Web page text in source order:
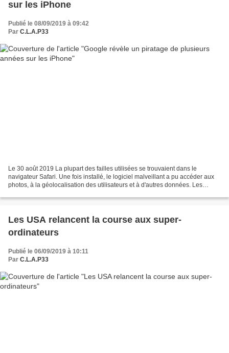
sur les iPhone
Publié le 08/09/2019 à 09:42
Par C.L.A.P33
Le 30 août 2019 La plupart des failles utilisées se trouvaient dans le
navigateur Safari. Une fois installé, le logiciel malveillant a pu accéder aux
photos, à la géolocalisation des utilisateurs et à d'autres données. Les
Les USA relancent la course aux super-
ordinateurs
Publié le 06/09/2019 à 10:11
Par C.L.A.P33